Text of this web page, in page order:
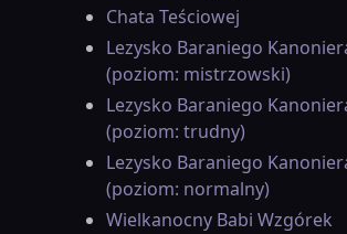
Chata Teściowej
Lezysko Baraniego
(poziom: mistrzowski)
Lezysko Baraniego
(poziom: trudny)
Lezysko Baraniego
(poziom: normalny)
Wielkanocny Babi Wzgórek